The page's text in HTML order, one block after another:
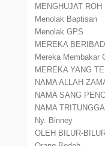
MENGHUJAT ROH
Menolak Baptisan
Menolak GPS
MEREKA
Mereka Membakar
MEREKA YANG
NAMA ALLAH
NAMA SANG
NAMA
Ny. Binney
OLEH BILUR-